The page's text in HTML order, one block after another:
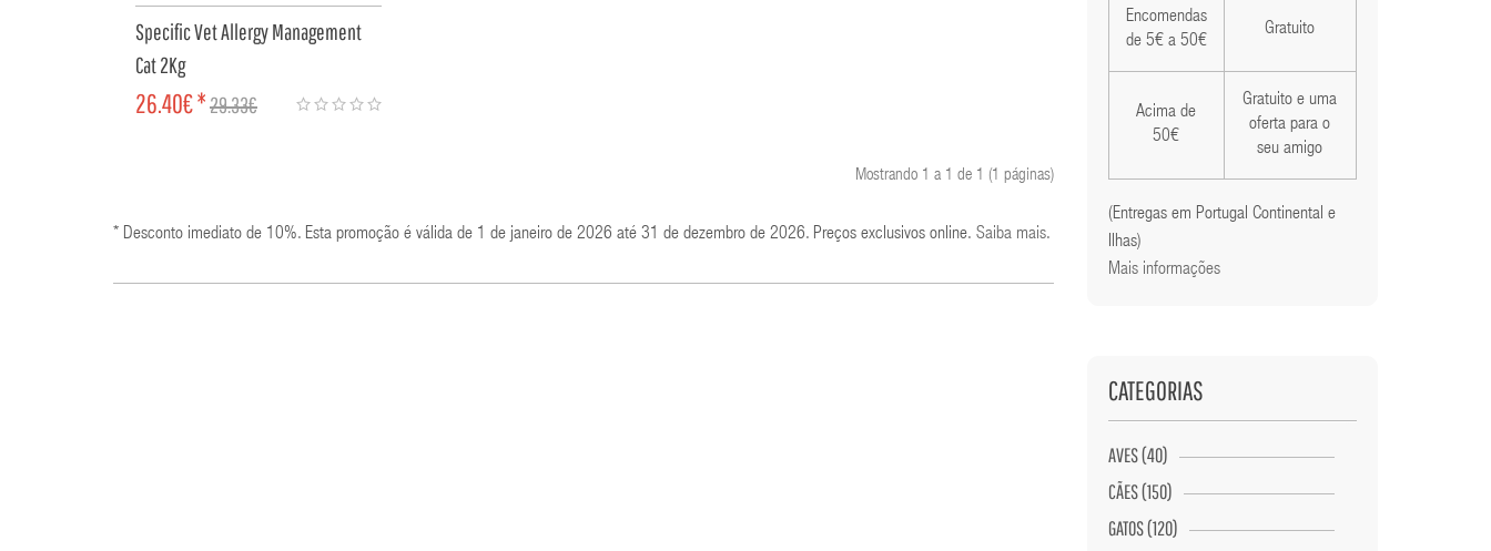
Specific Vet Allergy Management
Cat 2Kg
26.40€ *29.33€
Mostrando 1 a 1 de 1 (1 páginas)
* Desconto imediato de 10%. Esta promoção é válida de 1 de janeiro de 2026 até 31 de dezembro de 2026. Preços exclusivos online. Saiba mais.
Encomendas
de 5€ a 50€
Gratuito
Acima de
50€
Gratuito e uma
oferta para o
seu amigo
(Entregas em Portugal Continental e
Ilhas)
Mais informações
CATEGORIAS
AVES (40)
CÃES (150)
GATOS (120)